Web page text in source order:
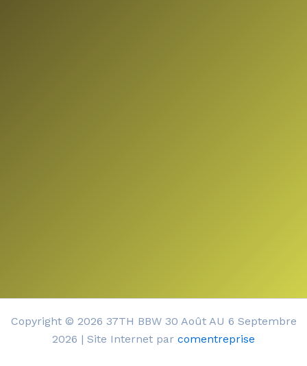
Copyright © 2026 37TH BBW 30 Août AU 6 Septembre
2026 | Site Internet par comentreprise